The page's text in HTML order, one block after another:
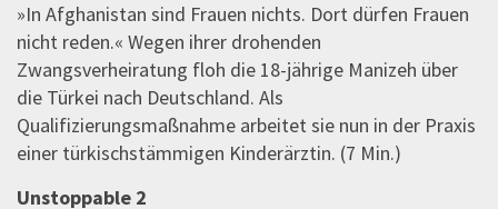
»In Afghanistan sind Frauen nichts. Dort dürfen Frauen
nicht reden.« Wegen ihrer drohenden
Zwangsverheiratung floh die 18-jährige Manizeh über
die Türkei nach Deutschland. Als
Qualifizierungsmaßnahme arbeitet sie nun in der Praxis
einer türkischstämmigen Kinderärztin. (7 Min.)
Unstoppable 2